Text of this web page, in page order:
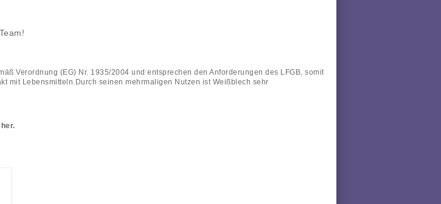
Verordnung (EG) Nr. 1935/2004 und entsprechen den Anforderungen des LFGB, somit
mit Lebensmitteln.Durch seinen mehrmaligen Nutzen ist Weißblech sehr